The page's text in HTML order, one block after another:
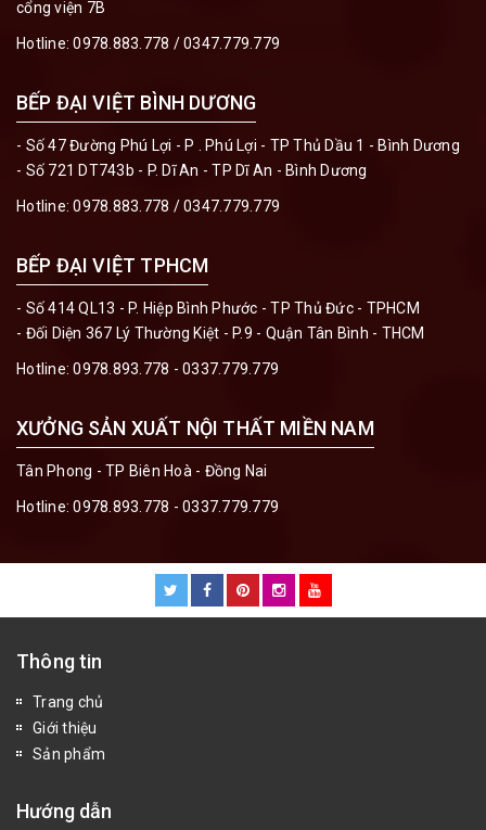
cổng viện 7B
Hotline:0978.883.778 / 0347.779.779
BẾP ĐẠI VIỆT BÌNH DƯƠNG
- Số 47 Đường Phú Lợi - P . Phú Lợi - TP Thủ Dầu 1 - Bình Dương
- Số 721 DT743b - P. Dĩ An - TP Dĩ An - Bình Dương
Hotline:0978.883.778 / 0347.779.779
BẾP ĐẠI VIỆT TPHCM
- Số 414 QL13 - P. Hiệp Bình Phước - TP Thủ Đức - TPHCM
- Đối Diện 367 Lý Thường Kiệt - P.9 - Quận Tân Bình - THCM
Hotline:0978.893.778 - 0337.779.779
XƯỞNG SẢN XUẤT NỘI THẤT MIỀN NAM
Tân Phong - TP Biên Hoà - Đồng Nai
Hotline:0978.893.778 - 0337.779.779
Thông tin
Trang chủ
Giới thiệu
Sản phẩm
Hướng dẫn